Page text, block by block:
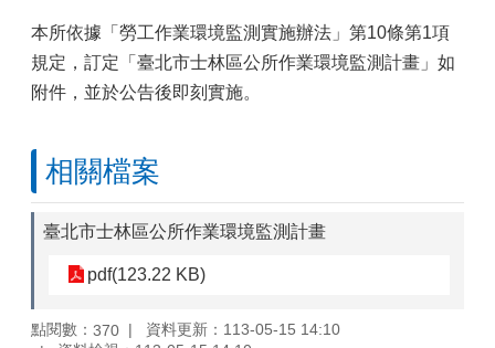
本所依據「勞工作業環境監測實施辦法」第10條第1項
規定，訂定「臺北市士林區公所作業環境監測計畫」如
附件，並於公告後即刻實施。
相關檔案
臺北市士林區公所作業環境監測計畫
pdf(123.22 KB)
點閱數： 370
資料更新：113-05-15 14:10